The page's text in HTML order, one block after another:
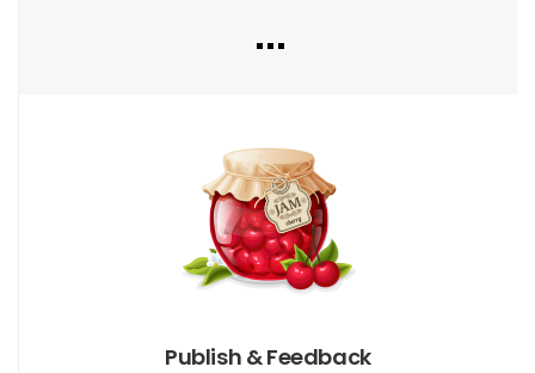
Publish & Feedback